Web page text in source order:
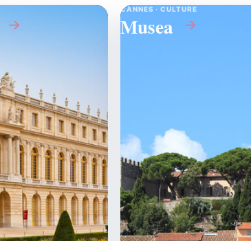
→
CANNES · CULTURE
Musea →